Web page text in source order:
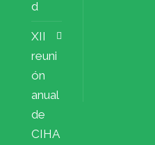
d
XII
reuni
ón
anual
de
CIHA